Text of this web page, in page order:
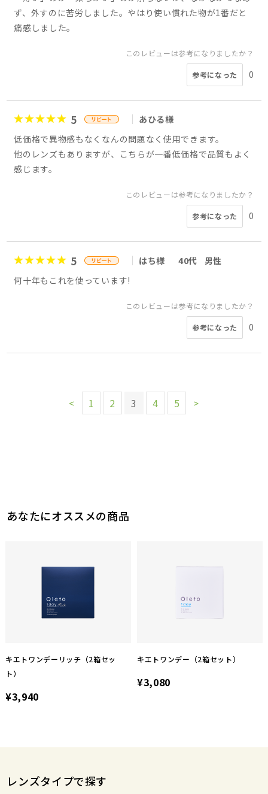
ず、外すのに苦労しました。やはり使い慣れた物が1番だと
痛感しました。
このレビューは参考になりましたか？
参考になった 0
5
あひる様
低価格で異物感もなくなんの問題なく使用できます。
他のレンズもありますが、こちらが一番低価格で品質もよく
感じます。
このレビューは参考になりましたか？
参考になった 0
5 はち様 40代
男性
何十年もこれを使っています!
このレビューは参考になりましたか？
参考になった 0
< 1 2 3 4 5 >
あなたにオススメの商品
キエトワンデーリッチ（2箱セッ
ト）
¥3,940
キエトワンデー（2箱セット）
¥3,080
レンズタイプで探す